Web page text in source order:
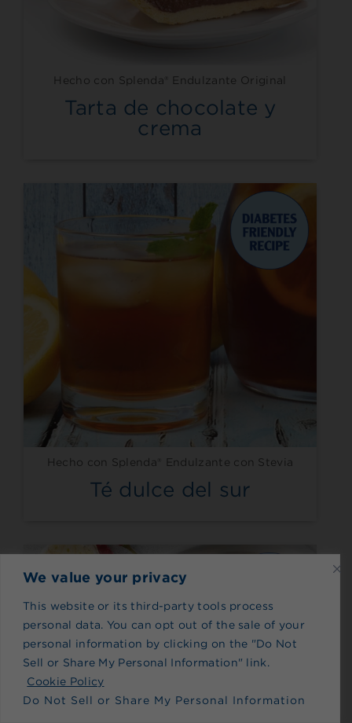
We value your privacy
This website or its third-party tools process
personal data. You can opt out of the sale of your
personal information by clicking on the "Do Not
Sell or Share My Personal Information" link.
Cookie Policy
Do Not Sell or Share My Personal Information
Hecho con Splenda® Endulzante Original
Tarta de chocolate y
crema
Hecho con Splenda® Endulzante con Stevia
Té dulce del sur